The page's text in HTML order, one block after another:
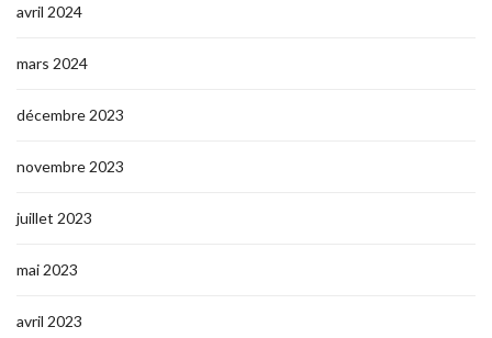
avril 2024
mars 2024
décembre 2023
novembre 2023
juillet 2023
mai 2023
avril 2023